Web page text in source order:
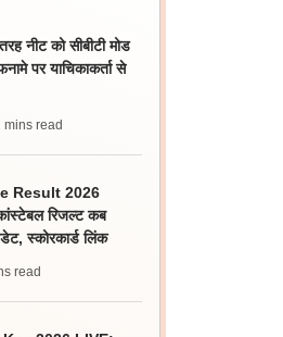
नीट को सीबीटी मोड
पर याचिकाकर्ता से
mins read
Result 2026
रिजल्ट कब
स्कोरकार्ड लिंक
read